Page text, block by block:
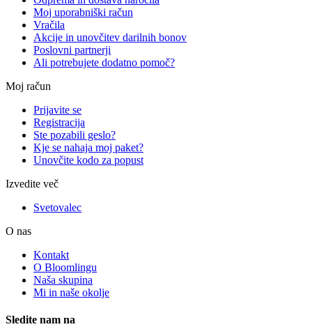
Moj uporabniški račun
Vračila
Akcije in unovčitev darilnih bonov
Poslovni partnerji
Ali potrebujete dodatno pomoč?
Moj račun
Prijavite se
Registracija
Ste pozabili geslo?
Kje se nahaja moj paket?
Unovčite kodo za popust
Izvedite več
Svetovalec
O nas
Kontakt
O Bloomlingu
Naša skupina
Mi in naše okolje
Sledite nam na